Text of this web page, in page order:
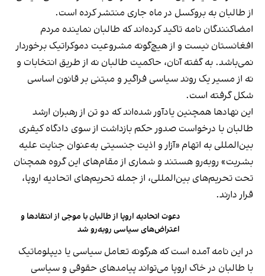
از طالبان به بروکسل در ماه جاری منتشر کرده است.
امضاکنندگان نامه تاکید کرده‌اند که طالبان نماینده مردم
افغانستان نیست و از هیچ‌گونه مشروعیت دموکراتیک برخوردار
نمی‌باشد. به گفته آنان، حاکمیت طالبان نه از طریق انتخابات و
نه از مسیر یک روند سیاسی فراگیر و مبتنی بر قانون اساسی
شکل گرفته است.
این نهادها همچنین یادآور شده‌اند که دو تن از رهبران ارشد
طالبان با درخواست صدور حکم بازداشت از سوی دادگاه کیفری
بین‌المللی به اتهام «آزار و اذیت جنسیتی به‌عنوان جنایت علیه
بشریت» روبه‌رو هستند و شماری از مقام‌های این گروه همچنان
تحت تحریم‌های بین‌المللی، از جمله تحریم‌های اتحادیه اروپا،
قرار دارند.
دعوت اتحادیه اروپا از طالبان با موجی از انتقادها و
اعتراض‌های سیاسی روبه‌رو شد
در این نامه آمده است که هرگونه تعامل سیاسی یا دیپلوماتیک
با طالبان در خاک اروپا می‌تواند پیامدهای حقوقی و سیاسی